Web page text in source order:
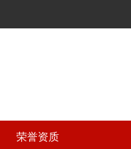
荣誉资质